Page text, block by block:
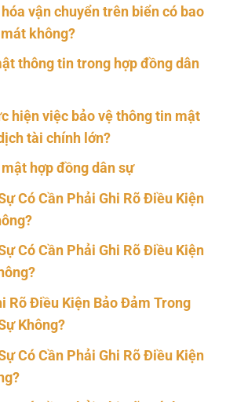
vận chuyển trên biển có bao
không?
thông tin trong hợp đồng dân
hiện việc bảo vệ thông tin mật
tài chính lớn?
hợp đồng dân sự
Có Cần Phải Ghi Rõ Điều Kiện
Có Cần Phải Ghi Rõ Điều Kiện
Rõ Điều Kiện Bảo Đảm Trong
Không?
Có Cần Phải Ghi Rõ Điều Kiện